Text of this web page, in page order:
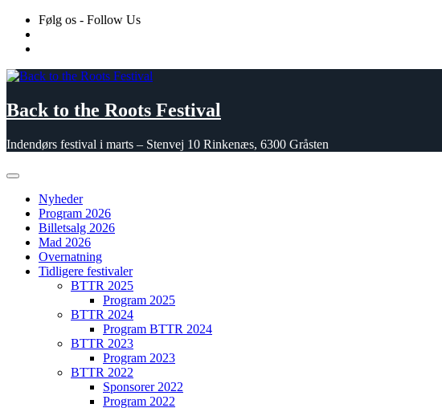
Skip
content
Følg os - Follow Us
Back to the Roots Festival
Indendørs festival i marts – Stenvej 10 Rinkenæs, 6300 Gråsten
Nyheder
Program 2026
Billetsalg 2026
Mad 2026
Overnatning
Tidligere festivaler
BTTR 2025
Program 2025
BTTR 2024
Program BTTR 2024
BTTR 2023
Program 2023
BTTR 2022
Sponsorer 2022
Program 2022